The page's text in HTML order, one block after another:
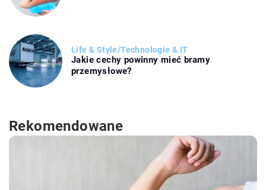
Life & Style/Technologie & IT
Jakie cechy powinny mieć bramy
przemysłowe?
Rekomendowane